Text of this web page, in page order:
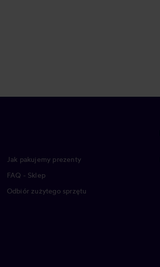
Jak pakujemy prezenty
FAQ - Sklep
Odbiór zużytego sprzętu